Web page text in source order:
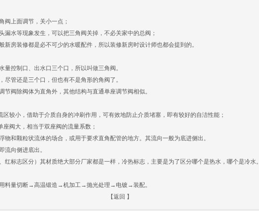
上面调节，关小一点；
水等现象发生，可以把三角阀关掉，不必关家中的总阀；
房装修都是必不可少的水暖配件，所以装修新房时设计师也都会提到的。
量控制口、出水口三个口，所以叫做三角阀。
尽管还是三个口，但也有不是角形的角阀了。
节阀除阀体为直角外，其他结构与直通单座调节阀相似。
区较小，借助于介质自身的冲刷作用，可有效地防止介质堵塞，即有较好的自洁性能；
座阀大，相当于双座阀的流量系数；
物和颗粒状流体的场合，或用于要求直角配管的地方。其流向一般为底进侧出。
流向侧进底出。
红标志区分）其材质绝大部分厂家都是一样，冷热标志，主要是为了区分哪个是热水，哪个是冷水。
料量切断→高温锻造→机加工→抛光处理→电镀→装配。
【返回 】